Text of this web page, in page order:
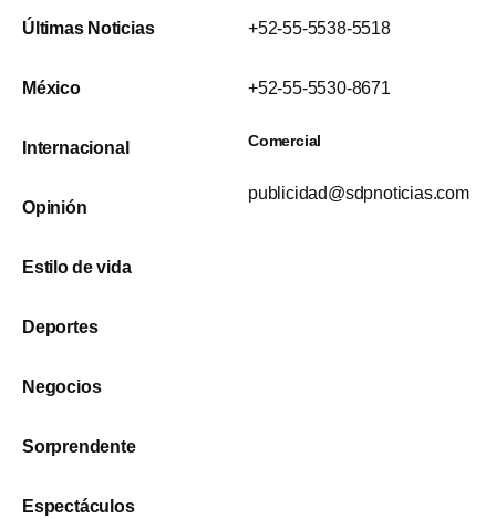
Últimas Noticias
México
Internacional
Opinión
Estilo de vida
Deportes
Negocios
Sorprendente
Espectáculos
+52-55-5538-5518
+52-55-5530-8671
Comercial
publicidad@sdpnoticias.com